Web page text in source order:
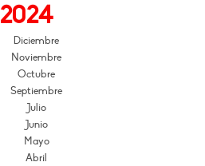
2024
Diciembre
Noviembre
Octubre
Septiembre
Julio
Junio
Mayo
Abril